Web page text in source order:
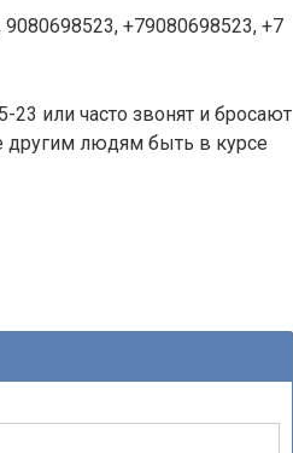
+79080698523, +7
или часто звонят и бросают
другим людям быть в курсе